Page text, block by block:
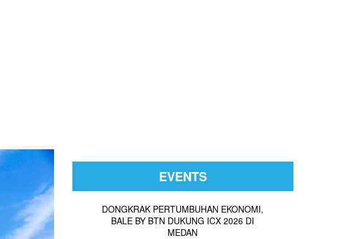
EVENTS
DONGKRAK PERTUMBUHAN EKONOMI,
BALE BY BTN DUKUNG ICX 2026 DI
MEDAN